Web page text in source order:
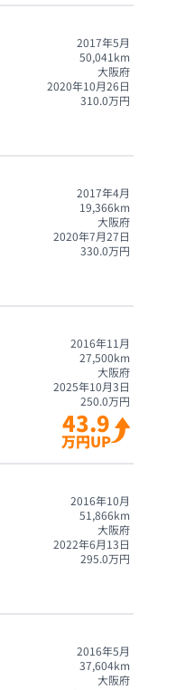
2017年5月
50,041 km
大阪府
2020年10月26日
310.0万円
2017年4月
19,366km
大阪府
2020年7月27日
330.0万円
2016年11月
27,500km
大阪府
2025年10月3日
250.0万円
43.9
万円UP
2016年10月
51,866km
大阪府
2022年6月13日
295.0万円
2016年5月
37,604km
大阪府